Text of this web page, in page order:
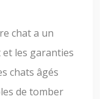
chat a un
les garanties
chats âgés
de tomber